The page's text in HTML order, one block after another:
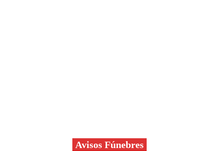
Avisos Fúnebres